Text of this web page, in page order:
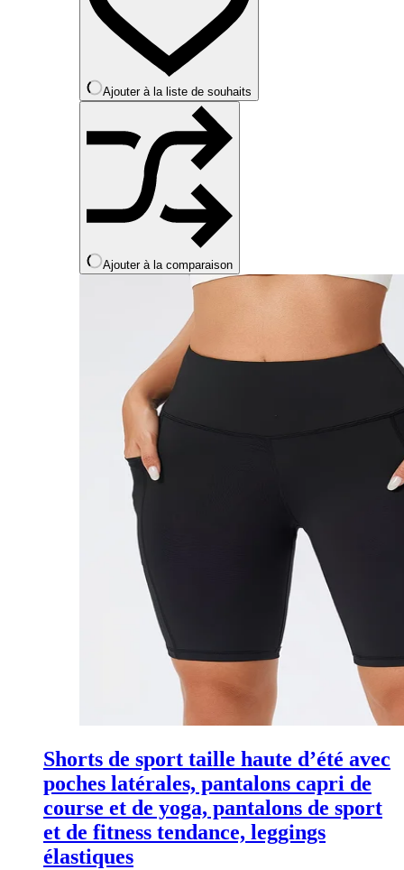
peuvent
être
choisies
sur
page
du
produit
Ajouter à la liste de souhaits
Ajouter à la comparaison
Shorts de sport taille haute d’été avec
poches latérales, pantalons capri de
course et de yoga, pantalons de sport
et de fitness tendance, leggings
élastiques